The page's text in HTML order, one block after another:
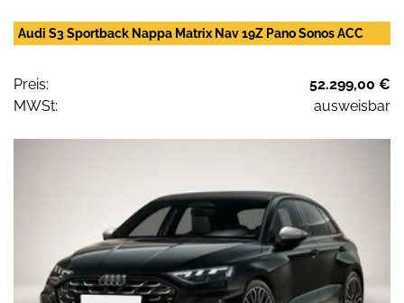
Audi S3 Sportback Nappa Matrix Nav 19Z Pano Sonos ACC
Preis:
52.299,00 €
MWSt:
ausweisbar